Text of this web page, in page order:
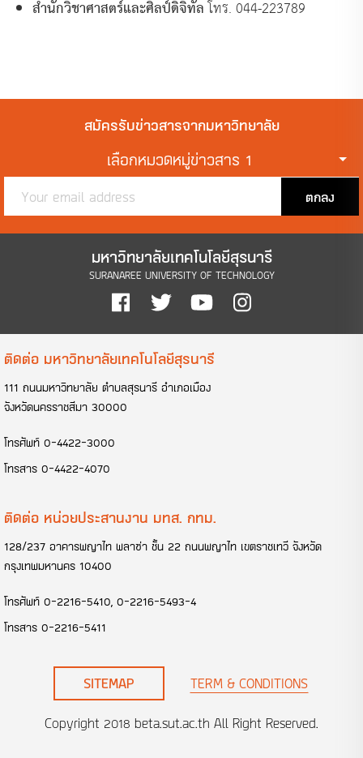
สำนักวิชาศาสตร์และศิลป์ดิจิทัลโทร. 044-223789
สมัครรับข่าวสารจากมหาวิทยาลัย
เลือกหมวดหมู่ข่าวสาร 1
ตกลง
มหาวิทยาลัยเทคโนโลยีสุรนารี
SURANAREE UNIVERSITY OF TECHNOLOGY
ติดต่อ มหาวิทยาลัยเทคโนโลยีสุรนารี
111 ถนนมหาวิทยาลัย ตำบลสุรนารี อำเภอเมือง
จังหวัดนครราชสีมา 30000
โทรศัพท์ 0-4422-3000
โทรสาร 0-4422-4070
ติดต่อ หน่วยประสานงาน มทส. กทม.
128/237 อาคารพญาไท พลาซ่า ชั้น 22 ถนนพญาไท เขตราชเทวี จังหวัด
กรุงเทพมหานคร 10400
โทรศัพท์ 0-2216-5410, 0-2216-5493-4
โทรสาร 0-2216-5411
SITEMAP TERM & CONDITIONS
Copyright 2018 beta.sut.ac.th All Right Reserved.